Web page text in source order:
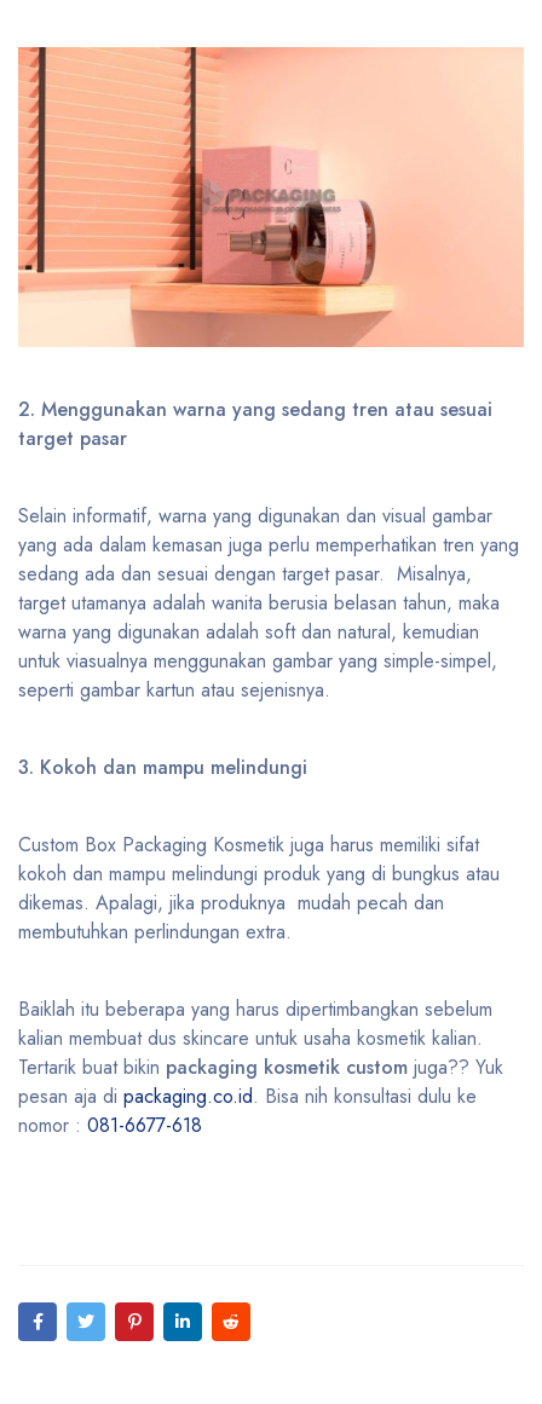
2. Menggunakan warna yang sedang tren atau sesuai
target pasar
Selain informatif, warna yang digunakan dan visual gambar
yang ada dalam kemasan juga perlu memperhatikan tren yang
sedang ada dan sesuai dengan target pasar. Misalnya,
target utamanya adalah wanita berusia belasan tahun, maka
warna yang digunakan adalah soft dan natural, kemudian
untuk viasualnya menggunakan gambar yang simple-simpel,
seperti gambar kartun atau sejenisnya.
3. Kokoh dan mampu melindungi
Custom Box Packaging Kosmetik juga harus memiliki sifat
kokoh dan mampu melindungi produk yang di bungkus atau
dikemas. Apalagi, jika produknya mudah pecah dan
membutuhkan perlindungan extra.
Baiklah itu beberapa yang harus dipertimbangkan sebelum
kalian membuat dus skincare untuk usaha kosmetik kalian.
Tertarik buat bikin packaging kosmetik custom juga?? Yuk
pesan aja di packaging.co.id. Bisa nih konsultasi dulu ke
nomor : 081-6677-618